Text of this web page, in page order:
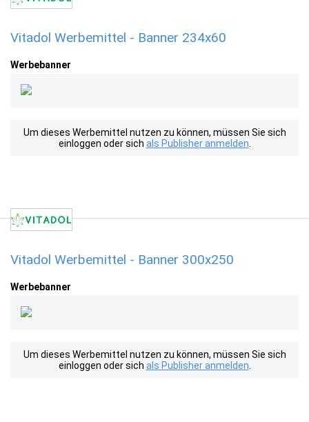
Vitadol Werbemittel - Banner 234x60
Werbebanner
Um dieses Werbemittel nutzen zu können, müssen Sie sich
einloggen oder sich als Publisher anmelden
Vitadol Werbemittel - Banner 300x250
Werbebanner
Um dieses Werbemittel nutzen zu können, müssen Sie sich
einloggen oder sich als Publisher anmelden